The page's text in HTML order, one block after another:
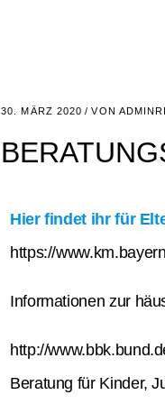
30. MÄRZ 2020 VON
Hier findet ihr für
https://
Informationen zur
http://
Beratung für Kinder,